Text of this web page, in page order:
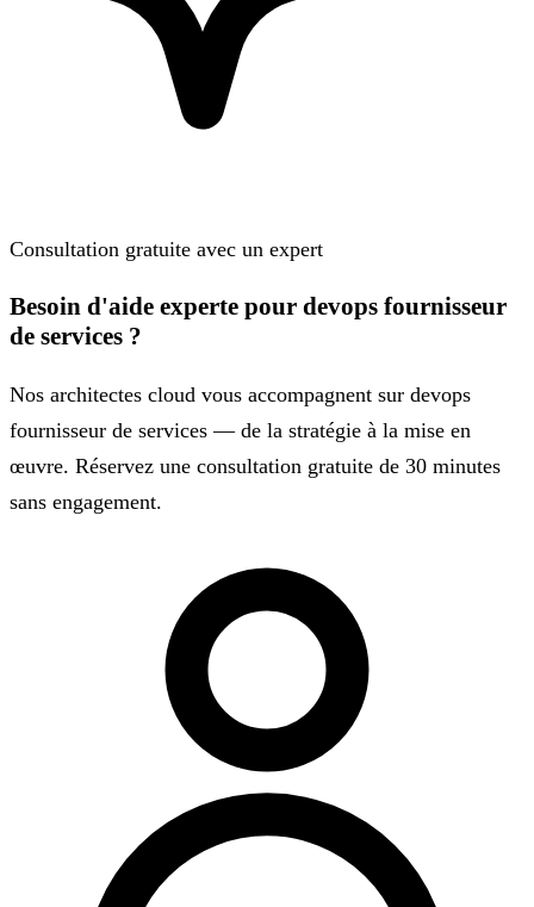
Consultation gratuite avec un expert
Besoin d'aide experte pour devops fournisseur
de services ?
Nos architectes cloud vous accompagnent sur devops
fournisseur de services — de la stratégie à la mise en
œuvre. Réservez une consultation gratuite de 30 minutes
sans engagement.